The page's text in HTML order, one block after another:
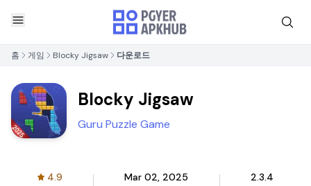
홈 게임 Blocky Jigsaw 다운로드
Blocky Jigsaw
Guru Puzzle Game
4.9 Mar 02, 2025 2.3.4